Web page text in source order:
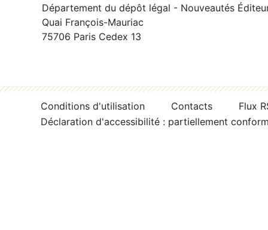
Département du dépôt légal - Nouveautés
Quai François-Mauriac
75706 Paris Cedex 13
Conditions d'utilisation Contacts
Flux
Déclaration d'accessibilité : partiellement